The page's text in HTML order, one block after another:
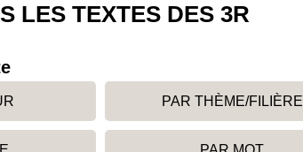
LES TEXTES DES 3R
PAR THÈME/FILIÈRE